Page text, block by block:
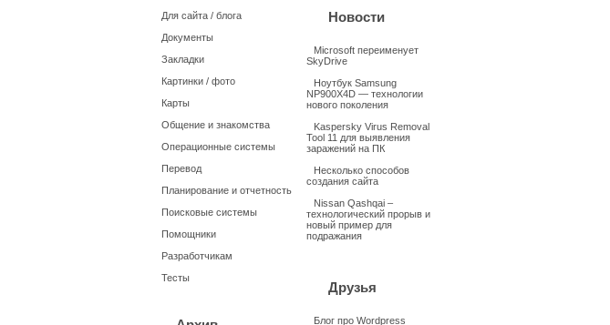
Для сайта / блога
Документы
Закладки
Картинки / фото
Карты
Общение и знакомства
Операционные системы
Перевод
Планирование и отчетность
Поисковые системы
Помощники
Разработчикам
Тесты
Новости
Microsoft переименует
SkyDrive
Ноутбук Samsung
NP900X4D — технологии
нового поколения
Kaspersky Virus Removal
Tool 11 для выявления
заражений на ПК
Несколько способов
создания сайта
Nissan Qashqai –
технологический прорыв и
новый пример для
подражания
Друзья
Блог про Wordpress